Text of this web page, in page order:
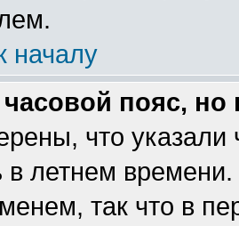
началу
пояс,
что указали
летнем
так что в